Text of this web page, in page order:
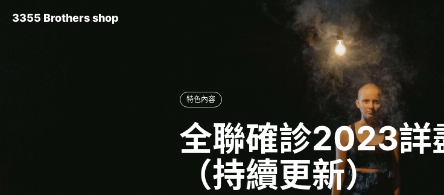
3355 Brothers shop
特色內容
全聯確診2023詳
（持續更新）